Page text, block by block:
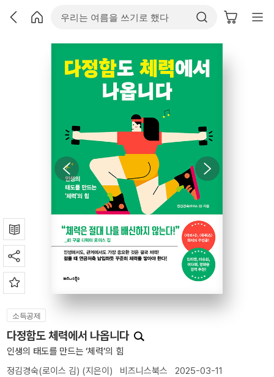
소득공제
다정함도 체력에서 나옵니다
인생의 태도를 만드는 ‘체력’의 힘
정김경숙(로이스 김) (지은이) 비즈니스북스 2025-03-11